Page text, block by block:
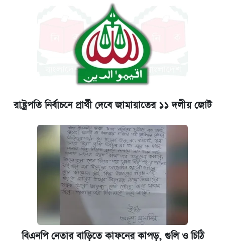
রাষ্ট্রপতি নির্বাচনে প্রার্থী দেবে জামায়াতের ১১ দলীয় জোট
বিএনপি নেতার বাড়িতে কাফনের কাপড়, গুলি ও চিঠি